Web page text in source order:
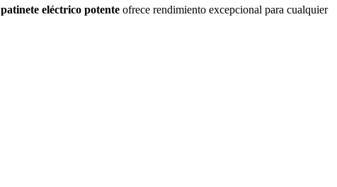
patinete eléctrico potente ofrece rendimiento excepcional para cualquier